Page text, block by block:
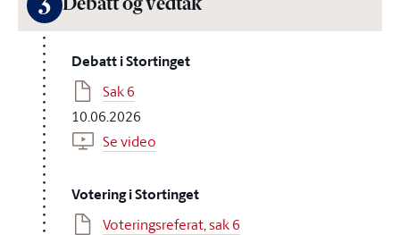
3 Debatt og vedtak
Debatt i Stortinget
Sak 6
10.06.2026
Se video
Votering i Stortinget
Voteringsreferat, sak 6